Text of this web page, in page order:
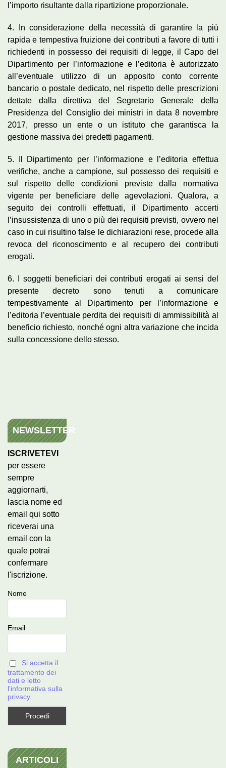
l’importo risultante dalla ripartizione proporzionale.
4. In considerazione della necessità di garantire la più
rapida e tempestiva fruizione dei contributi a favore di tutti i
richiedenti in possesso dei requisiti di legge, il Capo del
Dipartimento per l’informazione e l’editoria è autorizzato
all’eventuale utilizzo di un apposito conto corrente
bancario o postale dedicato, nel rispetto delle prescrizioni
dettate dalla direttiva del Segretario Generale della
Presidenza del Consiglio dei ministri in data 8 novembre
2017, presso un ente o un istituto che garantisca la
gestione massiva dei predetti pagamenti.
5. Il Dipartimento per l’informazione e l’editoria effettua
verifiche, anche a campione, sul possesso dei requisiti e
sul rispetto delle condizioni previste dalla normativa
vigente per beneficiare delle agevolazioni. Qualora, a
seguito dei controlli effettuati, il Dipartimento accerti
l’insussistenza di uno o più dei requisiti previsti, ovvero nel
caso in cui risultino false le dichiarazioni rese, procede alla
revoca del riconoscimento e al recupero dei contributi
erogati.
6. I soggetti beneficiari dei contributi erogati ai sensi del
presente decreto sono tenuti a comunicare
tempestivamente al Dipartimento per l’informazione e
l’editoria l’eventuale perdita dei requisiti di ammissibilità al
beneficio richiesto, nonché ogni altra variazione che incida
sulla concessione dello stesso.
NEWSLETTER
ISCRIVETEVI
per essere
sempre
aggiornarti,
lascia nome ed
email qui sotto
riceverai una
email con la
quale potrai
confermare
l'iscrizione.
Nome
Email
Si accetta il
trattamento dei
dati e letto
l'informativa sulla
privacy.
ARTICOLI